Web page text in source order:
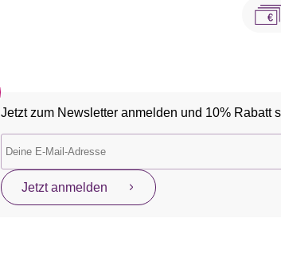
Jetzt zum Newsletter anmelden und 10% Rabatt
Jetzt anmelden